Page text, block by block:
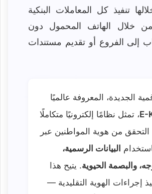
تنفيذ كل المعاملات البنكية
من خلال الهاتف المحمول دون
إلى الفروع أو تقديم مستندات
الجديدة، المعروفة عالميًا
E-، تمثل نظامًا إلكترونيًا متكاملًا
من هوية المواطنين عبر
البيانات الرسمية،
والبصمة الحيوية. يتيح هذا
إجراءات الهوية التقليدية —